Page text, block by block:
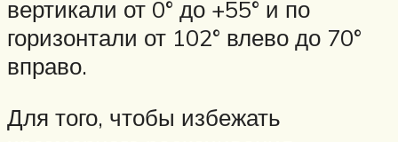
вертикали от 0° до +55° и по
горизонтали от 102° влево до 70°
вправо.
Для того, чтобы избежать